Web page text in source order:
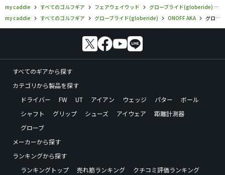
my caddie すべてのゴルフギア フェアウェイウッド グローブライド(globeride)
my caddie
すべてのゴルフギア グローブライド(globeride) ONOFF AKA グローブライド／ONOFF AKA／オノフ フェアウェイアームズ AKAの口コミ評価
すべてのギアから探す
カテゴリから製品を探す
ドライバー
FW UT アイアン ウェッジ パター
ボール
シャフト
グリップ シューズ アイウェア
距離計測器
グローブ
メーカーから探す
ランキングから探す
ランキングトップ
売れ筋ランキング
クチコミ評価ランキング